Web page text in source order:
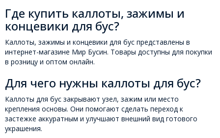
Где купить каллоты, зажимы и
концевики для бус?
Каллоты, зажимы и концевики для бус представлены в
интернет-магазине Мир Бусин. Товары доступны для покупки
в розницу и оптом онлайн.
Для чего нужны каллоты для бус?
Каллоты для бус закрывают узел, зажим или место
крепления основы. Они помогают сделать переход к
застежке аккуратным и улучшают внешний вид готового
украшения.